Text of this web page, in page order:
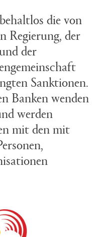
die von
Regierung, der
der
Sanktionen.
Banken wenden
werden
mit den mit